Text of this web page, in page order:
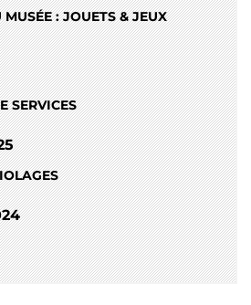
: JOUETS & JEUX
SERVICES